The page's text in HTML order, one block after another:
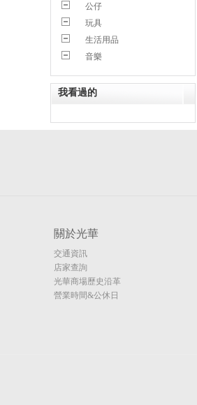
公仔
玩具
生活用品
音樂
我看過的
關於光華
交通資訊
店家查詢
光華商場歷史沿革
營業時間&公休日